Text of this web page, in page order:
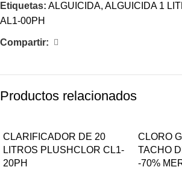
Etiquetas: ALGUICIDA, ALGUICIDA 1
AL1-00PH
Compartir:
Productos relacionados
CLARIFICADOR DE 20
LITROS PLUSHCLOR CL1-
20PH
CLORO
TACHO
-70%